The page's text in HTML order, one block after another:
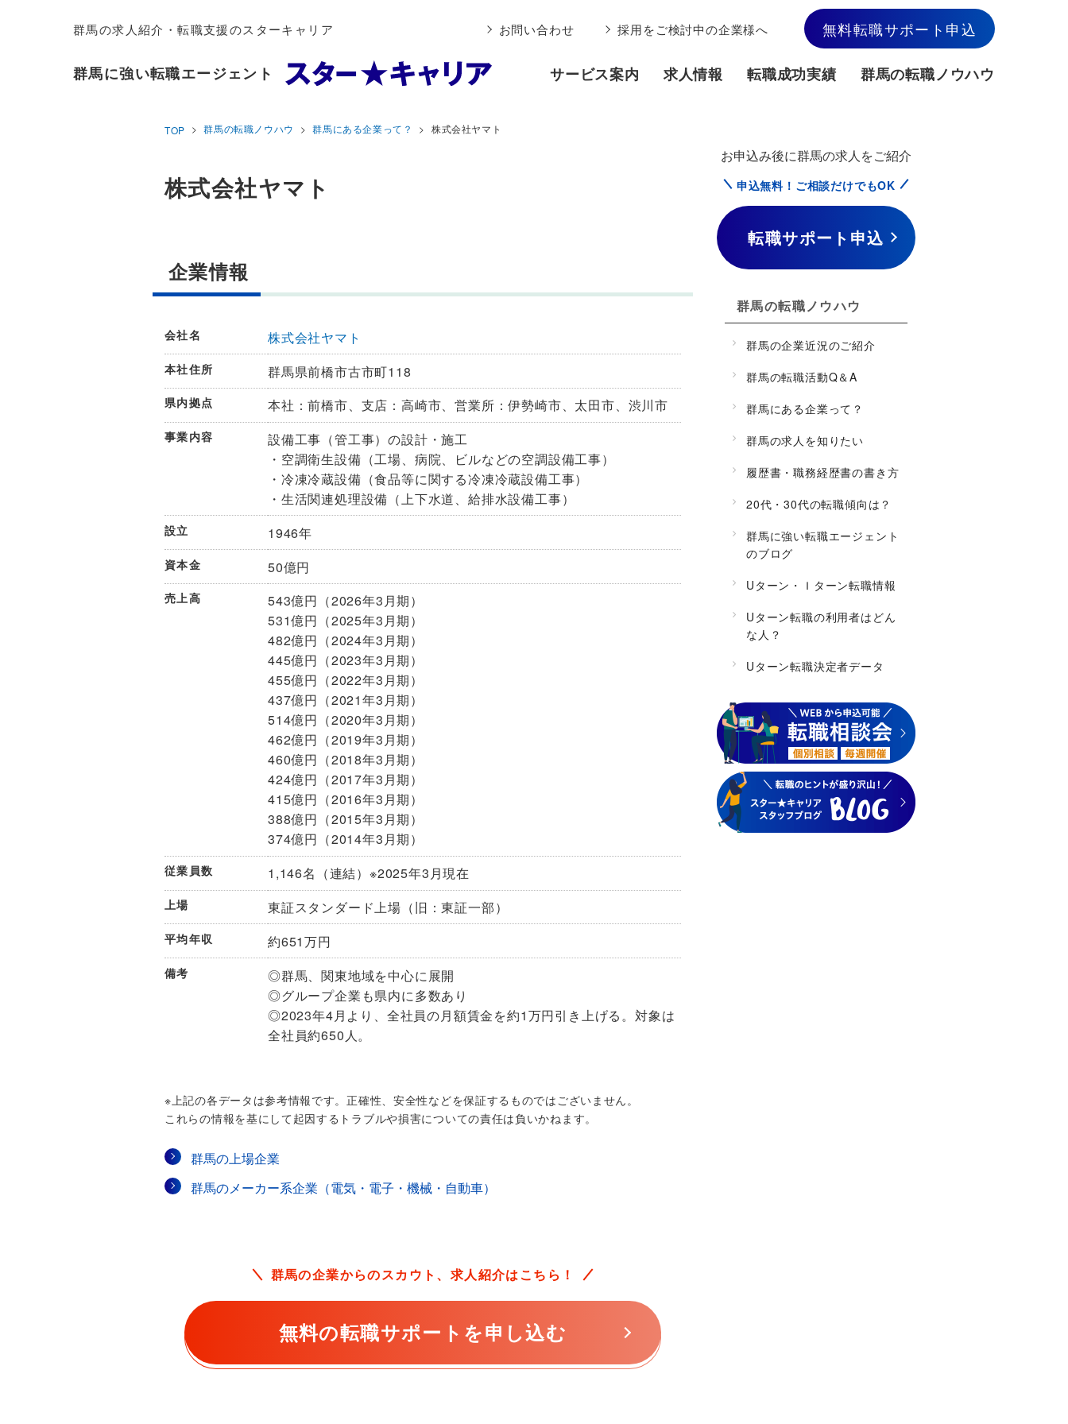
群馬の求人紹介・転職支援のスターキャリア お問い合わせ 採用をご検討中の企業様へ 無料転職サポート申込
群馬に強い転職エージェント サービス案内 求人情報 転職成功実績 群馬の転職ノウハウ
TOP 群馬の転職ノウハウ 群馬にある企業って？ 株式会社ヤマト
株式会社ヤマト
企業情報
会社名 株式会社ヤマト
本社住所 群馬県前橋市古市町118
県内拠点 本社：前橋市、支店：高崎市、営業所：伊勢崎市、太田市、渋川市
事業内容
設備工事（管工事）の設計・施工
・空調衛生設備（工場、病院、ビルなどの空調設備工事）
・冷凍冷蔵設備（食品等に関する冷凍冷蔵設備工事）
・生活関連処理設備（上下水道、給排水設備工事）
設立 1946年
資本金 50億円
売上高
543億円（2026年3月期）
531億円（2025年3月期）
482億円（2024年3月期）
445億円（2023年3月期）
455億円（2022年3月期）
437億円（2021年3月期）
514億円（2020年3月期）
462億円（2019年3月期）
460億円（2018年3月期）
424億円（2017年3月期）
415億円（2016年3月期）
388億円（2015年3月期）
374億円（2014年3月期）
従業員数 1,146名（連結）※2025年3月現在
上場 東証スタンダード上場（旧：東証一部）
平均年収 約651万円
備考
◎群馬、関東地域を中心に展開
◎グループ企業も県内に多数あり
◎2023年4月より、全社員の月額賃金を約1万円引き上げる。対象は
全社員約650人。
※上記の各データは参考情報です。正確性、安全性などを保証するものではございません。
これらの情報を基にして起因するトラブルや損害についての責任は負いかねます。
群馬の上場企業
群馬のメーカー系企業（電気・電子・機械・自動車）
群馬の企業からのスカウト、求人紹介はこちら！
無料の転職サポートを申し込む
お申込み後に群馬の求人をご紹介
申込無料！ご相談だけでもOK
転職サポート申込
群馬の転職ノウハウ
群馬の企業近況のご紹介
群馬の転職活動Q＆A
群馬にある企業って？
群馬の求人を知りたい
履歴書・職務経歴書の書き方
20代・30代の転職傾向は？
群馬に強い転職エージェント
のブログ
Uターン・Ｉターン転職情報
Uターン転職の利用者はどん
な人？
Uターン転職決定者データ